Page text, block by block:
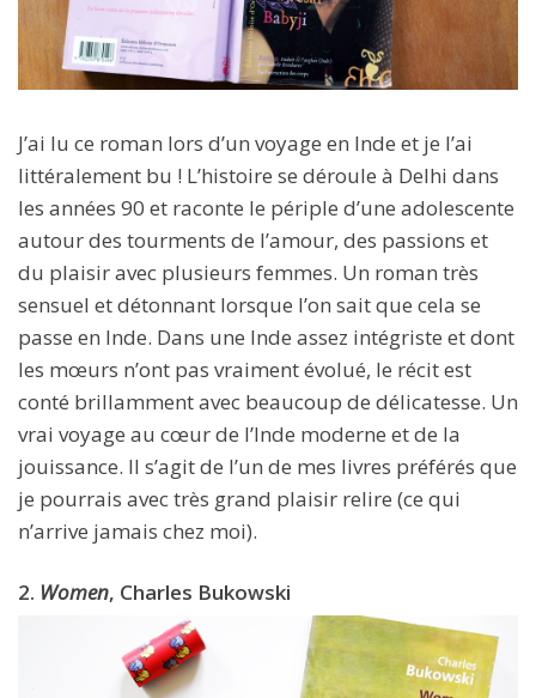
J’ai lu ce roman lors d’un voyage en Inde et je l’ai
littéralement bu ! L’histoire se déroule à Delhi dans
les années 90 et raconte le périple d’une adolescente
autour des tourments de l’amour, des passions et
du plaisir avec plusieurs femmes. Un roman très
sensuel et détonnant lorsque l’on sait que cela se
passe en Inde. Dans une Inde assez intégriste et dont
les mœurs n’ont pas vraiment évolué, le récit est
conté brillamment avec beaucoup de délicatesse. Un
vrai voyage au cœur de l’Inde moderne et de la
jouissance. Il s’agit de l’un de mes livres préférés que
je pourrais avec très grand plaisir relire (ce qui
n’arrive jamais chez moi).
2. Women, Charles Bukowski